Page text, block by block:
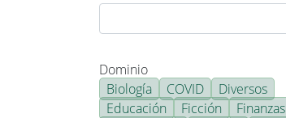
Dominio
Biología
COVID
Diversos
Educación
Ficción
Finanzas